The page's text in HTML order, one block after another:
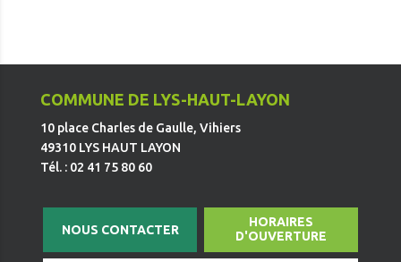
COMMUNE DE LYS-HAUT-LAYON
10 place Charles de Gaulle, Vihiers
49310 LYS HAUT LAYON
Tél. : 02 41 75 80 60
NOUS CONTACTER
HORAIRES
D'OUVERTURE